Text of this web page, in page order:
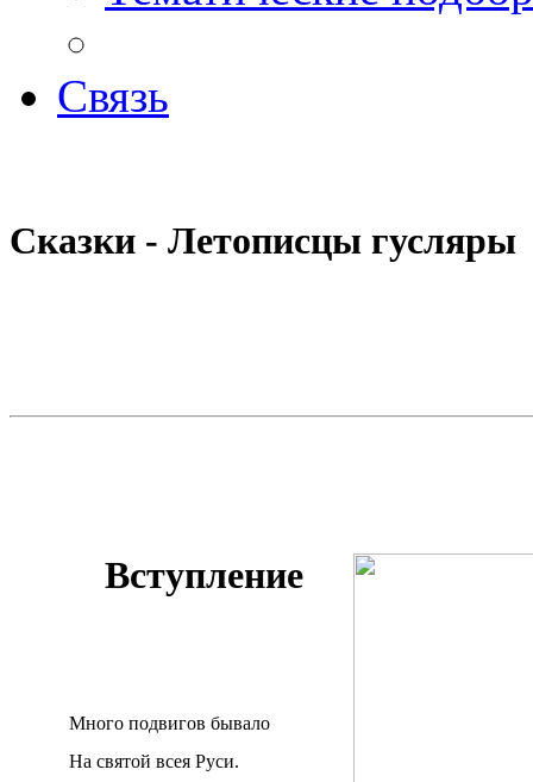
Связь
Сказки - Летописцы гусляры
Вступление
Много подвигов бывало
На святой всея Руси.